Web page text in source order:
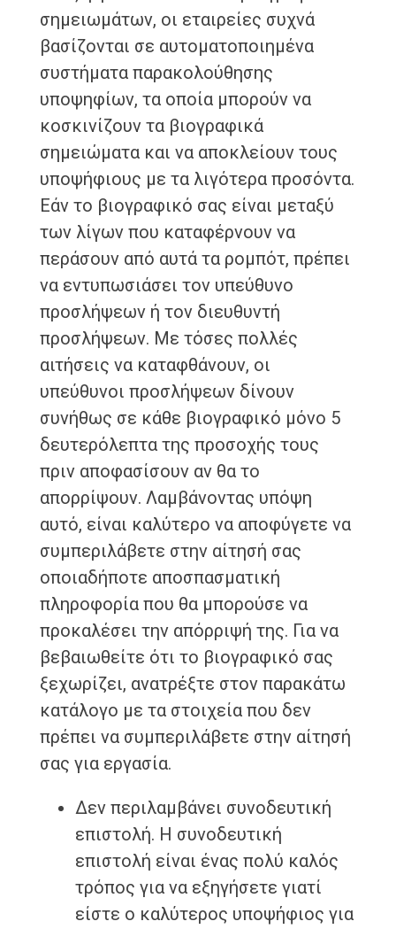
σημειωμάτων, οι εταιρείες συχνά
βασίζονται σε αυτοματοποιημένα
συστήματα παρακολούθησης
υποψηφίων, τα οποία μπορούν να
κοσκινίζουν τα βιογραφικά
σημειώματα και να αποκλείουν τους
υποψήφιους με τα λιγότερα προσόντα.
Εάν το βιογραφικό σας είναι μεταξύ
των λίγων που καταφέρνουν να
περάσουν από αυτά τα ρομπότ, πρέπει
να εντυπωσιάσει τον υπεύθυνο
προσλήψεων ή τον διευθυντή
προσλήψεων. Με τόσες πολλές
αιτήσεις να καταφθάνουν, οι
υπεύθυνοι προσλήψεων δίνουν
συνήθως σε κάθε βιογραφικό μόνο 5
δευτερόλεπτα της προσοχής τους
πριν αποφασίσουν αν θα το
απορρίψουν. Λαμβάνοντας υπόψη
αυτό, είναι καλύτερο να αποφύγετε να
συμπεριλάβετε στην αίτησή σας
οποιαδήποτε αποσπασματική
πληροφορία που θα μπορούσε να
προκαλέσει την απόρριψή της. Για να
βεβαιωθείτε ότι το βιογραφικό σας
ξεχωρίζει, ανατρέξτε στον παρακάτω
κατάλογο με τα στοιχεία που δεν
πρέπει να συμπεριλάβετε στην αίτησή
σας για εργασία.
Δεν περιλαμβάνει συνοδευτική
επιστολή. Η συνοδευτική
επιστολή είναι ένας πολύ καλός
τρόπος για να εξηγήσετε γιατί
είστε ο καλύτερος υποψήφιος για